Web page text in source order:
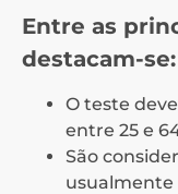
Entre as
destacam-se:
O teste
entre 25 e
São
usualmente